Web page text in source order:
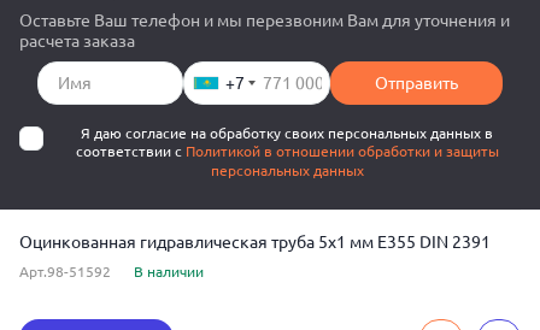
Оставьте Ваш телефон и мы перезвоним Вам для уточнения и
расчета заказа
+7 Отправить
Я даю согласие на обработку своих персональных данных в
соответствии с Политикой в отношении обработки и защиты
персональных данных
Оцинкованная гидравлическая труба 5x1 мм E355 DIN 2391
Арт.98-51592 В наличии